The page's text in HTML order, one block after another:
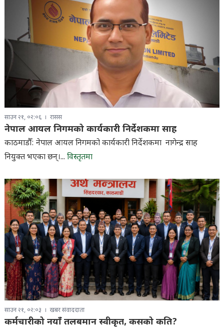
साउन २१, ०२:०६ रासस
नेपाल आयल निगमको कार्यकारी निर्देशकमा साह
काठमाडौँ: नेपाल आयल निगमको कार्यकारी निर्देशकमा नागेन्द्र साह
नियुक्त भएका छन्।... विस्तृतमा
साउन २१, ०२:०३ खबर संवाददाता
कर्मचारीको नयाँ तलबमान स्वीकृत, कसको कति?